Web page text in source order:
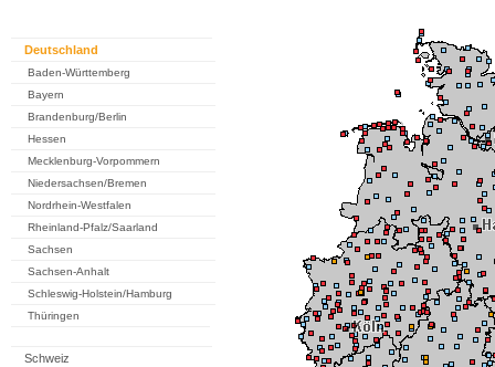
Deutschland
Baden-Württemberg
Bayern
Brandenburg/Berlin
Hessen
Mecklenburg-Vorpommern
Niedersachsen/Bremen
Nordrhein-Westfalen
Rheinland-Pfalz/Saarland
Sachsen
Sachsen-Anhalt
Schleswig-Holstein/Hamburg
Thüringen
Schweiz